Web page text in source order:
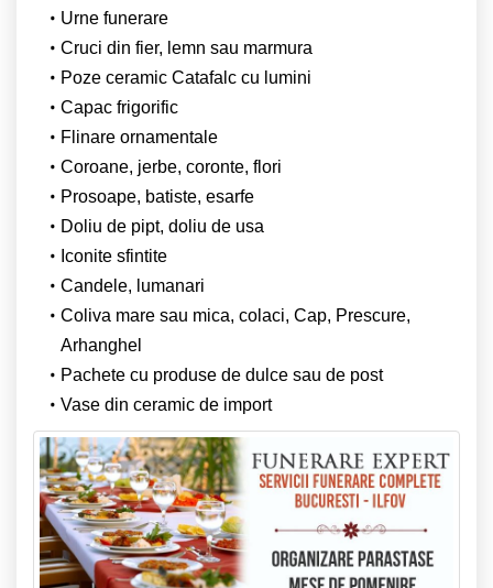
Urne funerare
Cruci din fier, lemn sau marmura
Poze ceramic Catafalc cu lumini
Capac frigorific
Flinare ornamentale
Coroane, jerbe, coronte, flori
Prosoape, batiste, esarfe
Doliu de pipt, doliu de usa
Iconite sfintite
Candele, lumanari
Coliva mare sau mica, colaci, Cap, Prescure,
Arhanghel
Pachete cu produse de dulce sau de post
Vase din ceramic de import